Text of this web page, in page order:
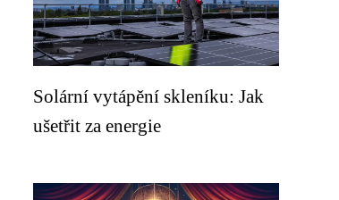
Solární vytápění skleníku: Jak
ušetřit za energie